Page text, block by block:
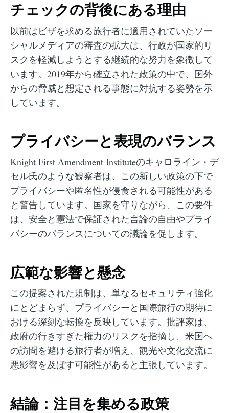
チェックの背後にある理由
以前はビザを求める旅行者に適用されていたソー
シャルメディアの審査の拡大は、行政が国家的リ
スクを軽減しようとする継続的な努力を象徴して
います。2019年から確立された政策の中で、国外
からの脅威と想定される事態に対抗する姿勢を示
しています。
プライバシーと表現のバランス
Knight First Amendment Instituteのキャロライン・デ
セル氏のような観察者は、この新しい政策の下で
プライバシーや匿名性が侵食される可能性がある
と警告しています。国家を守りながら、この要件
は、安全と憲法で保証された言論の自由やプライ
バシーのバランスについての議論を促します。
広範な影響と懸念
この提案された規制は、単なるセキュリティ強化
にとどまらず、プライバシーと国際旅行の期待に
おける深刻な転換を反映しています。批評家は、
政府の行きすぎた権力のリスクを指摘し、米国へ
の訪問を避ける旅行者が増え、観光や文化交流に
悪影響を及ぼす可能性があると主張しています。
結論：注目を集める政策